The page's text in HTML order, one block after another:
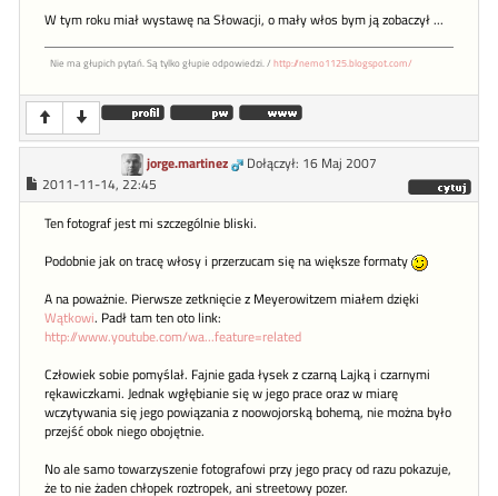
W tym roku miał wystawę na Słowacji, o mały włos bym ją zobaczył ...
Nie ma głupich pytań. Są tylko głupie odpowiedzi. / http://nemo1125.blogspot.com/
jorge.martinez
Dołączył: 16 Maj 2007
2011-11-14, 22:45
Ten fotograf jest mi szczególnie bliski.
Podobnie jak on tracę włosy i przerzucam się na większe formaty
A na poważnie. Pierwsze zetknięcie z Meyerowitzem miałem dzięki
Wątkowi. Padł tam ten oto link:
http://www.youtube.com/wa...feature=related
Człowiek sobie pomyślał. Fajnie gada łysek z czarną Lajką i czarnymi
rękawiczkami. Jednak wgłębianie się w jego prace oraz w miarę
wczytywania się jego powiązania z noowojorską bohemą, nie można było
przejść obok niego obojętnie.
No ale samo towarzyszenie fotografowi przy jego pracy od razu pokazuje,
że to nie żaden chłopek roztropek, ani streetowy pozer.